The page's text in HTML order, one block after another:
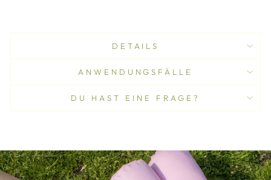
DETAILS
ANWENDUNGSFÄLLE
DU HAST EINE FRAGE?